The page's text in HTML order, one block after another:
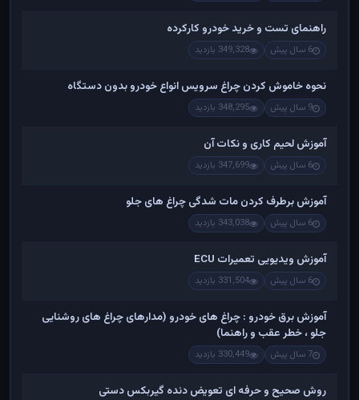
راهنمای تست و خريد خودرو کارکرده
6 سال پیش 349,328 بازدید
نحوه خاموش کردن چراغ سرویس انواع خودرو بدون دستگاه
9 سال پیش 348,295 بازدید
آموزش لحیم کاری و نکات آن
6 سال پیش 347,699 بازدید
آموزش برطرف کردن مات شدگی چراغ های جلو
6 سال پیش 343,038 بازدید
آموزش ویدیویی تعمیرات ECU
6 سال پیش 331,504 بازدید
آموزش برق خودرو : چراغ های خودرو (مدارهای چراغ های روشنایی
جلو ، خطر عقب و راهنما)
7 سال پیش 330,449 بازدید
روش صحیح و حرفه ای تعویض دنده گیربکس دستی